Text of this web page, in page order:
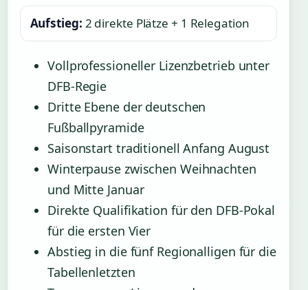
Aufstieg: 2 direkte Plätze + 1 Relegation
Vollprofessioneller Lizenzbetrieb unter
DFB-Regie
Dritte Ebene der deutschen
Fußballpyramide
Saisonstart traditionell Anfang August
Winterpause zwischen Weihnachten
und Mitte Januar
Direkte Qualifikation für den DFB-Pokal
für die ersten Vier
Abstieg in die fünf Regionalligen für die
Tabellenletzten